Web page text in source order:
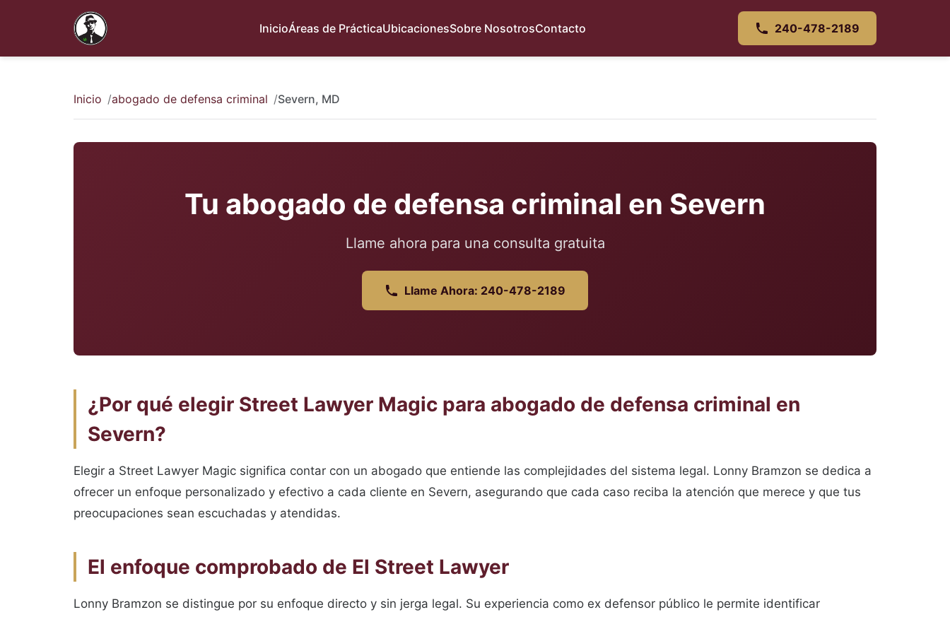
InicioÁreas de PrácticaUbicacionesSobre NosotrosContacto 240-478-2189
Inicio abogado de defensa criminal Severn, MD
Tu abogado de defensa criminal en Severn
Llame ahora para una consulta gratuita
Llame Ahora: 240-478-2189
¿Por qué elegir Street Lawyer Magic para abogado de defensa criminal en
Severn?
Elegir a Street Lawyer Magic significa contar con un abogado que entiende las complejidades del sistema legal. Lonny Bramzon se dedica a
ofrecer un enfoque personalizado y efectivo a cada cliente en Severn, asegurando que cada caso reciba la atención que merece y que tus
preocupaciones sean escuchadas y atendidas.
El enfoque comprobado de El Street Lawyer
Lonny Bramzon se distingue por su enfoque directo y sin jerga legal. Su experiencia como ex defensor público le permite identificar